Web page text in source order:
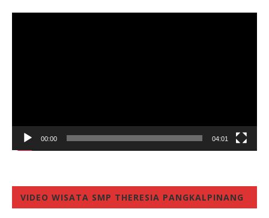
00:00 04:01
VIDEO WISATA SMP THERESIA PANGKALPINANG